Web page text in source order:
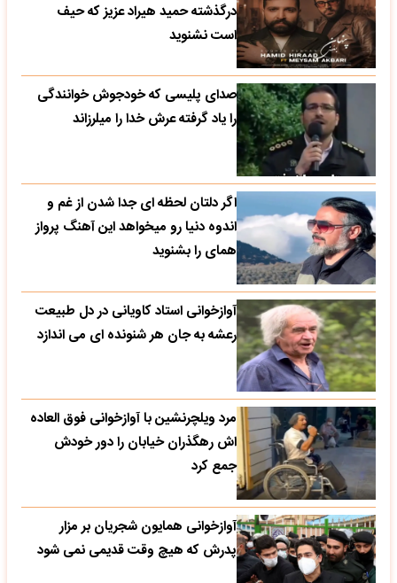
درگذشته حمید هیراد عزیز که حیف
است نشنوید
صدای پلیسی که خودجوش خوانندگی
را یاد گرفته عرش خدا را میلرزاند
اگر دلتان لحظه ای جدا شدن از غم و
اندوه دنیا رو میخواهد این آهنگ پرواز
همای را بشنوید
آوازخوانی استاد کاویانی در دل طبیعت
رعشه به جان هر شنونده ای می اندازد
مرد ویلچرنشین با آوازخوانی فوق العاده
اش رهگذران خیابان را دور خودش
جمع کرد
آوازخوانی همایون شجریان بر مزار
پدرش که هیچ وقت قدیمی نمی شود